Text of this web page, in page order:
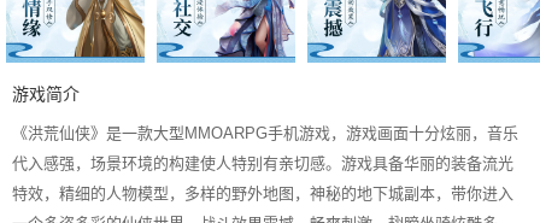
游戏简介
《洪荒仙侠》是一款大型MMOARPG手机游戏，游戏画面十分炫丽，音乐
代入感强，场景环境的构建使人特别有亲切感。游戏具备华丽的装备流光
特效，精细的人物模型，多样的野外地图，神秘的地下城副本，带你进入